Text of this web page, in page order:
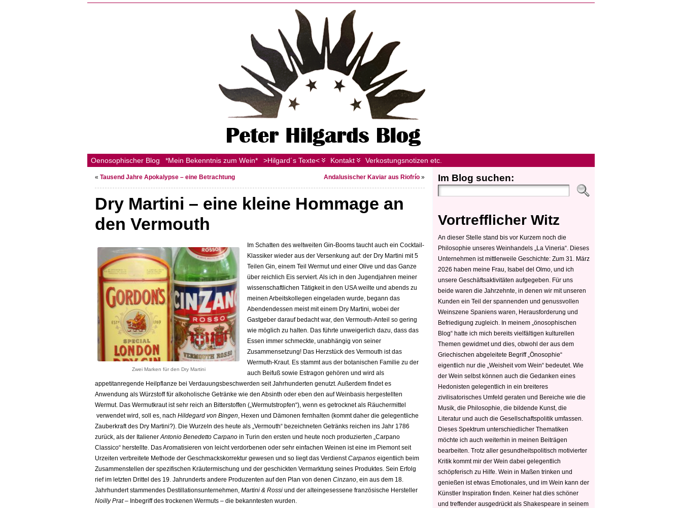
Oenosophischer Blog *Mein Bekenntnis zum Wein* >Hilgard´s Texte< Kontakt Verkostungsnotizen etc.
« Tausend Jahre Apokalypse – eine Betrachtung Andalusischer Kaviar aus Riofrío »
Dry Martini – eine kleine Hommage an
den Vermouth
Zwei Marken für den Dry Martini
Im Schatten des weltweiten Gin-Booms taucht auch ein Cocktail-
Klassiker wieder aus der Versenkung auf: der Dry Martini mit 5
Teilen Gin, einem Teil Wermut und einer Olive und das Ganze
über reichlich Eis serviert. Als ich in den Jugendjahren meiner
wissenschaftlichen Tätigkeit in den USA weilte und abends zu
meinen Arbeitskollegen eingeladen wurde, begann das
Abendendessen meist mit einem Dry Martini, wobei der
Gastgeber darauf bedacht war, den Vermouth-Anteil so gering
wie möglich zu halten. Das führte unweigerlich dazu, dass das
Essen immer schmeckte, unabhängig von seiner
Zusammensetzung! Das Herzstück des Vermouth ist das
Wermuth-Kraut. Es stammt aus der botanischen Familie zu der
auch Beifuß sowie Estragon gehören und wird als
appetitanregende Heilpflanze bei Verdauungsbeschwerden seit Jahrhunderten genutzt. Außerdem findet es
Anwendung als Würzstoff für alkoholische Getränke wie den Absinth oder eben den auf Weinbasis hergestellten
Wermut. Das Wermutkraut ist sehr reich an Bitterstoffen („Wermutstropfen“), wenn es getrocknet als Räuchermittel
verwendet wird, soll es, nach Hildegard von Bingen, Hexen und Dämonen fernhalten (kommt daher die gelegentliche
Zauberkraft des Dry Martini?). Die Wurzeln des heute als „Vermouth“ bezeichneten Getränks reichen ins Jahr 1786
zurück, als der ItalienerAntonio Benedetto Carpano in Turin den ersten und heute noch produzierten „Carpano
Classico“ herstellte. Das Aromatisieren von leicht verdorbenen oder sehr einfachen Weinen ist eine im Piemont seit
Urzeiten verbreitete Methode der Geschmackskorrektur gewesen und so liegt das VerdienstCarpanos eigentlich beim
Zusammenstellen der spezifischen Kräutermischung und der geschickten Vermarktung seines Produktes. Sein Erfolg
rief im letzten Drittel des 19. Jahrunderts andere Produzenten auf den Plan von denen Cinzano, ein aus dem 18.
Jahrhundert stammendes Destillationsunternehmen, Martini & Rossi und der alteingesessene französische Hersteller
Noilly Prat– Inbegriff des trockenen Wermuts – die bekanntesten wurden.
Im Blog suchen:
Vortrefflicher Witz
An dieser Stelle stand bis vor Kurzem noch die
Philosophie unseres Weinhandels „La Vineria“. Dieses
Unternehmen ist mittlerweile Geschichte: Zum 31. März
2026 haben meine Frau, Isabel del Olmo, und ich
unsere Geschäftsaktivitäten aufgegeben. Für uns
beide waren die Jahrzehnte, in denen wir mit unseren
Kunden ein Teil der spannenden und genussvollen
Weinszene Spaniens waren, Herausforderung und
Befriedigung zugleich. In meinem „önosophischen
Blog“ hatte ich mich bereits vielfältigen kulturellen
Themen gewidmet und dies, obwohl der aus dem
Griechischen abgeleitete Begriff „Önosophie“
eigentlich nur die „Weisheit vom Wein“ bedeutet. Wie
der Wein selbst können auch die Gedanken eines
Hedonisten gelegentlich in ein breiteres
zivilisatorisches Umfeld geraten und Bereiche wie die
Musik, die Philosophie, die bildende Kunst, die
Literatur und auch die Gesellschaftspolitik umfassen.
Dieses Spektrum unterschiedlicher Thematiken
möchte ich auch weiterhin in meinen Beiträgen
bearbeiten. Trotz aller gesundheitspolitisch motivierter
Kritik kommt mir der Wein dabei gelegentlich
schöpferisch zu Hilfe. Wein in Maßen trinken und
genießen ist etwas Emotionales, und im Wein kann der
Künstler Inspiration finden. Keiner hat dies schöner
und treffender ausgedrückt als Shakespeare in seinem